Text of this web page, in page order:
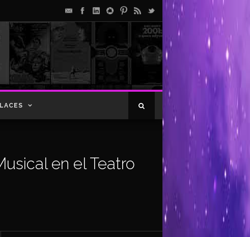
en el Teatro